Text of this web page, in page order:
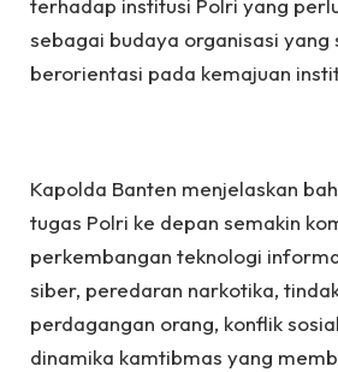
sebagai budaya organisasi yang
berorientasi pada kemajuan
Kapolda Banten menjelaskan
tugas Polri ke depan semakin
perkembangan teknologi
siber, peredaran narkotika,
perdagangan orang, konflik
dinamika kamtibmas yang